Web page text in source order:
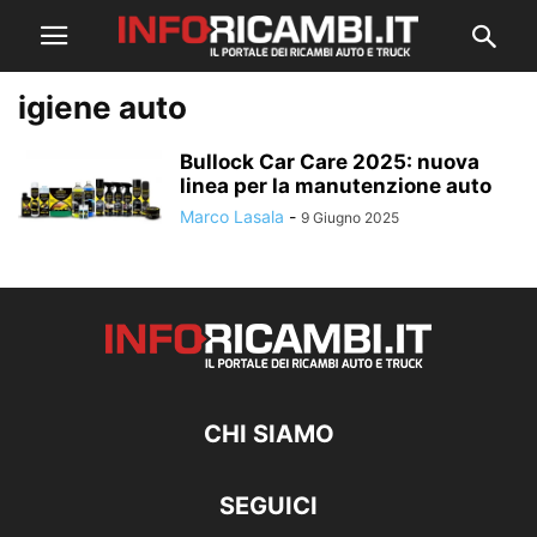
igiene auto
Bullock Car Care 2025: nuova
linea per la manutenzione auto
Marco Lasala - 9 Giugno 2025
CHI SIAMO
SEGUICI